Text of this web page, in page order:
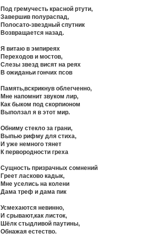
Под гремучесть красной ртути,
Завершив полураспад,
Полосато-звездный спутник
Возвращается назад.
Я витаю в эмпиреях
Переходов и мостов,
Слезы звезд висят на реях
В ожиданьи гончих псов
Память,вскрикнув облегченно,
Мне напомнит звуком лир,
Как быком под скорпионом
Выползал я в этот мир.
Обниму стекло за грани,
Выпью рифму для стиха,
И уже немного тянет
К первородности греха
Сущность призрачных сомнений
Греет ласково кадык,
Мне уселись на колени
Дама треф и дама пик
Усмехаются невинно,
И срывают,как листок,
Шёлк стыдливой паутины,
Обнажая естество.